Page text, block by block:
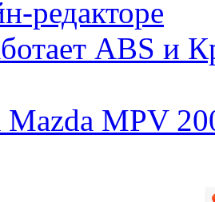
редакторе
ABS и
Mazda MPV